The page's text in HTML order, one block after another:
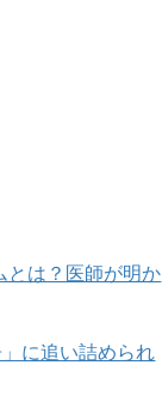
とは？医師が明か
に追い詰められ